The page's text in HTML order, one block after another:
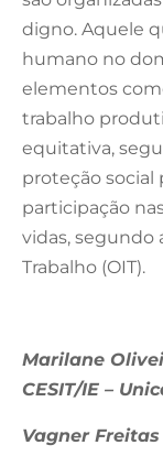
digno. Aquele
humano no
elementos
trabalho
equitativa,
proteção social
participação
vidas, segundo
Trabalho (OIT).
Marilane
CESIT/IE –
Vagner